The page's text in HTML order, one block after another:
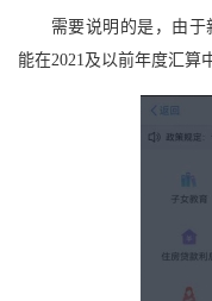
需要说明的是，由于
能在2021及以前年度汇算